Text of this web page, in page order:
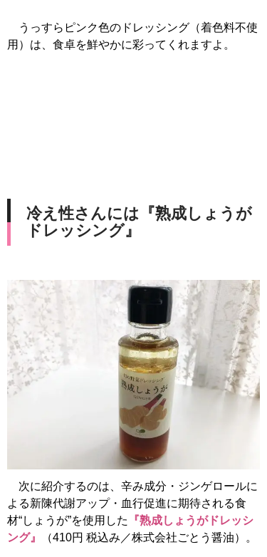
うっすらピンク色のドレッシング（着色料不使
用）は、食卓を鮮やかに彩ってくれますよ。
冷え性さんには『熟成しょうが
ドレッシング』
次に紹介するのは、辛み成分・ジンゲロールに
よる新陳代謝アップ・血行促進に期待される食
材“しょうが”を使用した
『熟成しょうがドレッシ
ング』
（410円 税込み／株式会社ごとう醤油）。